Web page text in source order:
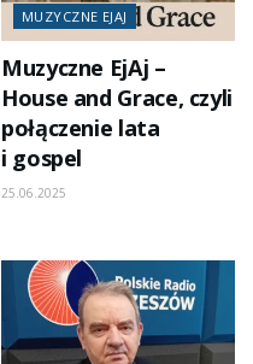
MUZYCZNE EJAJ
Muzyczne EjAj –
House and Grace, czyli
połączenie lata
i gospel
25.06.2025